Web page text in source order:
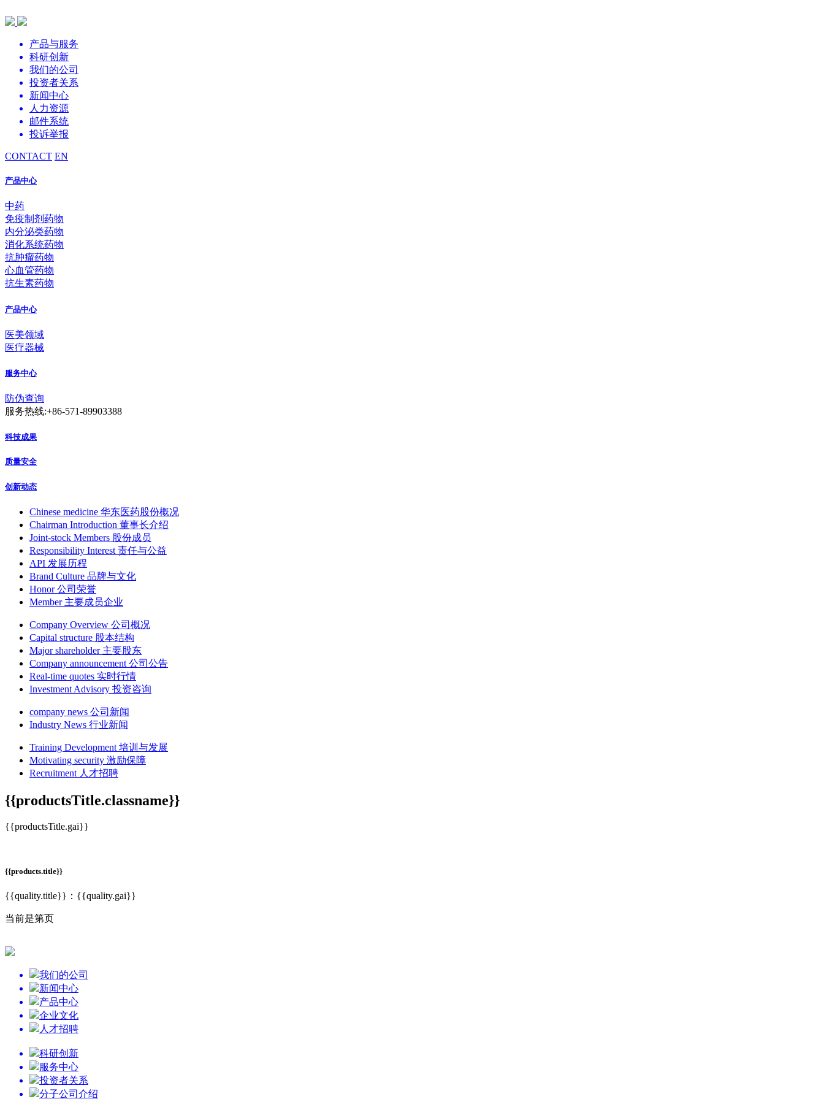
产品与服务
科研创新
我们的公司
投资者关系
新闻中心
人力资源
邮件系统
投诉举报
CONTACT EN
产品中心
中药
免疫制剂药物
内分泌类药物
消化系统药物
抗肿瘤药物
心血管药物
抗生素药物
产品中心
医美领域
医疗器械
服务中心
防伪查询
服务热线:+86-571-89903388
科技成果
质量安全
创新动态
Chinese medicine 华东医药股份概况
Chairman Introduction 董事长介绍
Joint-stock Members 股份成员
Responsibility Interest 责任与公益
API 发展历程
Brand Culture 品牌与文化
Honor 公司荣誉
Member 主要成员企业
Company Overview 公司概况
Capital structure 股本结构
Major shareholder 主要股东
Company announcement 公司公告
Real-time quotes 实时行情
Investment Advisory 投资咨询
company news 公司新闻
Industry News 行业新闻
Training Development 培训与发展
Motivating security 激励保障
Recruitment 人才招聘
{{productsTitle.classname}}
{{productsTitle.gai}}
{{products.title}}
{{quality.title}}：{{quality.gai}}
当前是第页
我们的公司
新闻中心
产品中心
企业文化
人才招聘
科研创新
服务中心
投资者关系
分子公司介绍